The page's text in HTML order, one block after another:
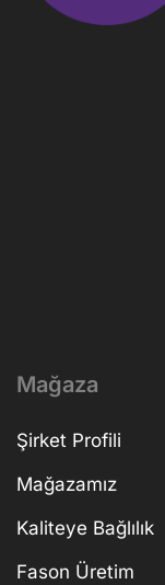
Mağaza
Şirket Profili
Mağazamız
Kaliteye Bağlılık
Fason Üretim